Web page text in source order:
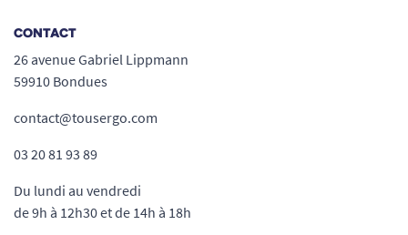
NB: Il n’existe pas aujourd’hui de modèles
disponibles pour les mains courantes fixées par
ATTENTION : ce produit étant confectionné
selon les spécifications du client (choix de
CONTACT
26 avenue Gabriel Lippmann
59910 Bondues
contact@tousergo.com
03 20 81 93 89
Du lundi au vendredi
de 9h à 12h30 et de 14h à 18h